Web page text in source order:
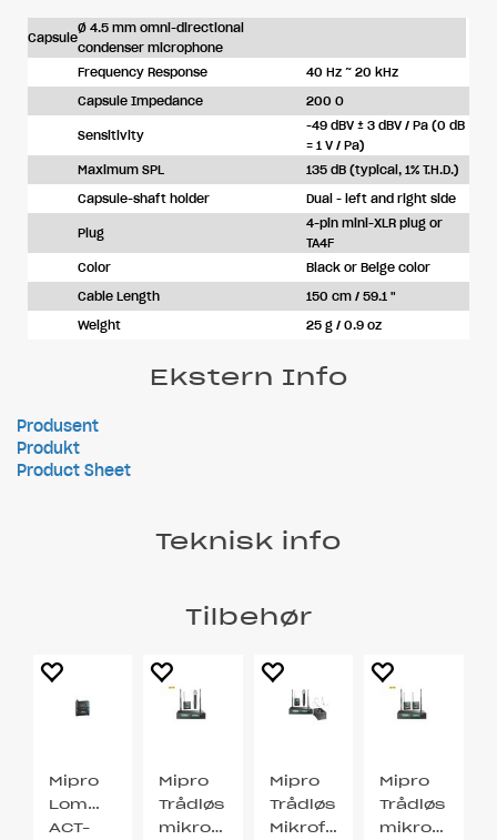
Capsule
Ø 4.5 mm omni-directional
condenser microphone
Frequency Response
40 Hz ~ 20 kHz
Capsule Impedance
200 O
Sensitivity
-49 dBV ± 3 dBV / Pa (0 dB
= 1 V / Pa)
Maximum SPL
135 dB (typical, 1% T.H.D.)
Capsule-shaft holder
Dual - left and right side
Plug
4-pin mini-XLR plug or
TA4F
Color
Black or Beige color
Cable Length
150 cm / 59.1 "
Weight
25 g / 0.9 oz
Ekstern Info
Produsent
Produkt
Product Sheet
Teknisk info
Tilbehør
Mipro
Lommesender
ACT-
Mipro
Trådløs
mikrofonsett
Mipro
Trådløs
Mikrofonsett
Mipro
Trådløs